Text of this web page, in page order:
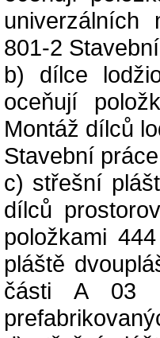
801-2
b) dílce
oceňují
Montáž dílců
Stavební
c) střešní
dílců
položkami
pláště
části A 03